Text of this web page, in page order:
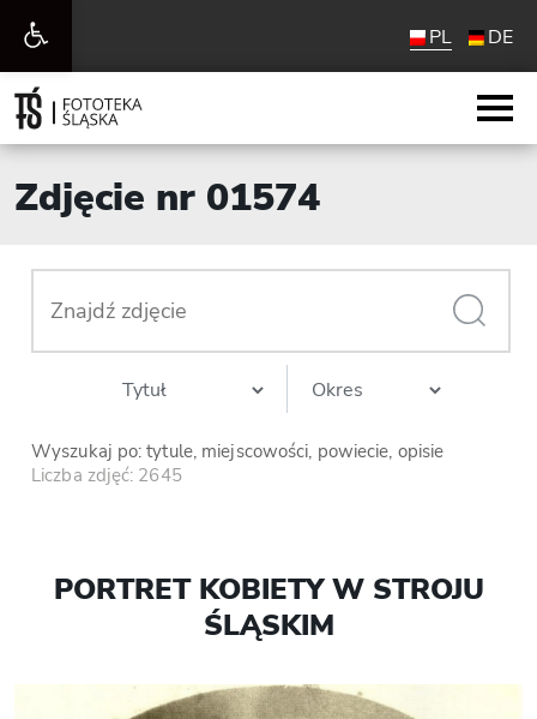
Otwórz
pasek
narzędzi
PL DE
Zdjęcie nr 01574
Wyszukaj po: tytule, miejscowości, powiecie, opisie
Liczba zdjęć: 2645
PORTRET KOBIETY W STROJU
ŚLĄSKIM